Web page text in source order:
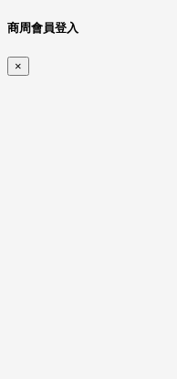
商周會員登入
×